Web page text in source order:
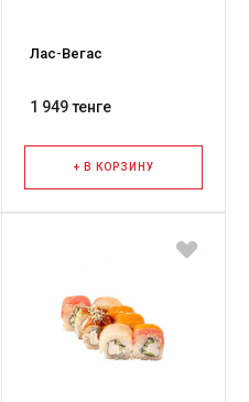
Лас-Вегас
1 949 тенге
+ В КОРЗИНУ